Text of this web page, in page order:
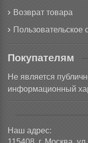
Возврат товара
Пользовательское
Покупателям
Не является
информационный
Наш адрес: